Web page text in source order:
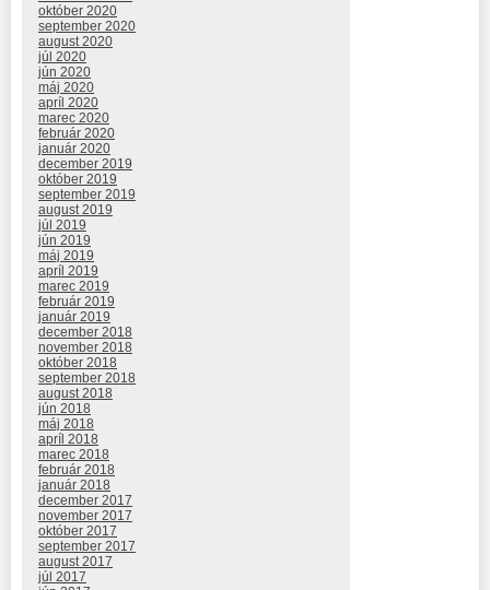
október 2020
september 2020
august 2020
júl 2020
jún 2020
máj 2020
apríl 2020
marec 2020
február 2020
január 2020
december 2019
október 2019
september 2019
august 2019
júl 2019
jún 2019
máj 2019
apríl 2019
marec 2019
február 2019
január 2019
december 2018
november 2018
október 2018
september 2018
august 2018
jún 2018
máj 2018
apríl 2018
marec 2018
február 2018
január 2018
december 2017
november 2017
október 2017
september 2017
august 2017
júl 2017